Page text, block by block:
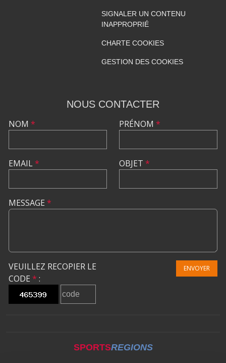
SIGNALER UN CONTENU
INAPPROPRIÉ
CHARTE COOKIES
GESTION DES COOKIES
NOUS CONTACTER
NOM *
EMAIL*
PRÉNOM *
OBJET *
MESSAGE *
VEUILLEZ RECOPIER LE
CODE * :
ENVOYER
SPORTSREGIONS